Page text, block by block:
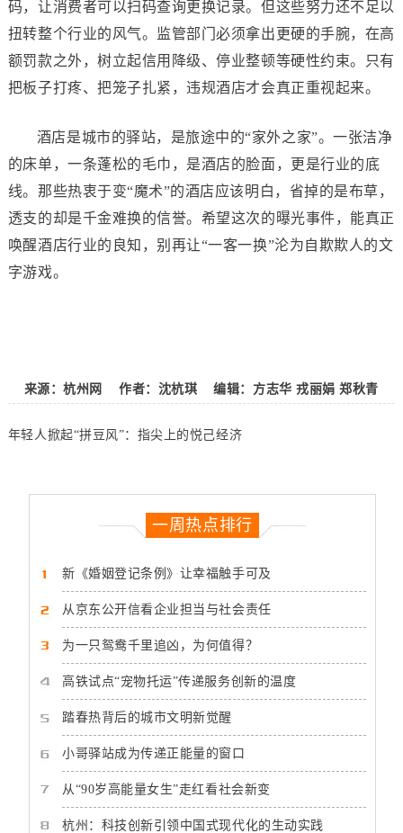
码，让消费者可以扫码查询更换记录。但这些努力还不足以
扭转整个行业的风气。监管部门必须拿出更硬的手腕，在高
额罚款之外，树立起信用降级、停业整顿等硬性约束。只有
把板子打疼、把笼子扎紧，违规酒店才会真正重视起来。
酒店是城市的驿站，是旅途中的“家外之家”。一张洁净
的床单，一条蓬松的毛巾，是酒店的脸面，更是行业的底
线。那些热衷于变“魔术”的酒店应该明白，省掉的是布草，
透支的却是千金难换的信誉。希望这次的曝光事件，能真正
唤醒酒店行业的良知，别再让“一客一换”沦为自欺欺人的文
字游戏。
来源：杭州网 作者：沈杭琪 编辑：方志华 戎丽娟 郑秋青
年轻人掀起“拼豆风”：指尖上的悦己经济
一周热点排行
新《婚姻登记条例》让幸福触手可及
从京东公开信看企业担当与社会责任
为一只鸳鸯千里追凶，为何值得？
高铁试点“宠物托运”传递服务创新的温度
踏春热背后的城市文明新觉醒
小哥驿站成为传递正能量的窗口
从“90岁高能量女生”走红看社会新变
杭州：科技创新引领中国式现代化的生动实践